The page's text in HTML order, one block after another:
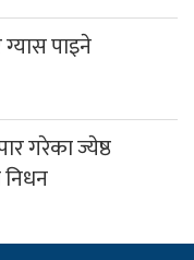
पाइने
गरेका ज्येष्ठ